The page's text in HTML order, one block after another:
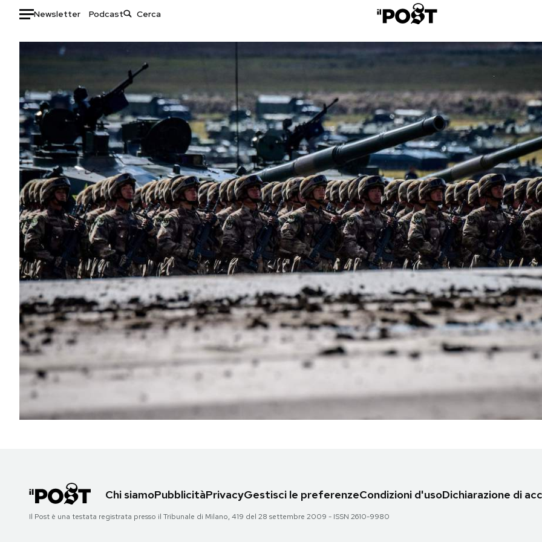
Newsletter Podcast
Auto
Italia
Mondo
Politica
Tecnologia
Internet
Scienza
Cultura
Economia
Sport
Moda
Libri
Consumismi
Storie/Idee
Ok Boomer!
Media
Europa
Altrecose
Mondiali calcio 2026
PODCAST
NEWSLETTER
I MIEI PREFERITI
SHOP
AREA PERSONALE
Area Personale
Chi siamoPubblicitàPrivacyGestisci le preferenzeCondizioni d'usoDichiarazione di
Il Post è una testata registrata presso il Tribunale di Milano, 419 del 28 settembre 2009 - ISSN 2610-9980